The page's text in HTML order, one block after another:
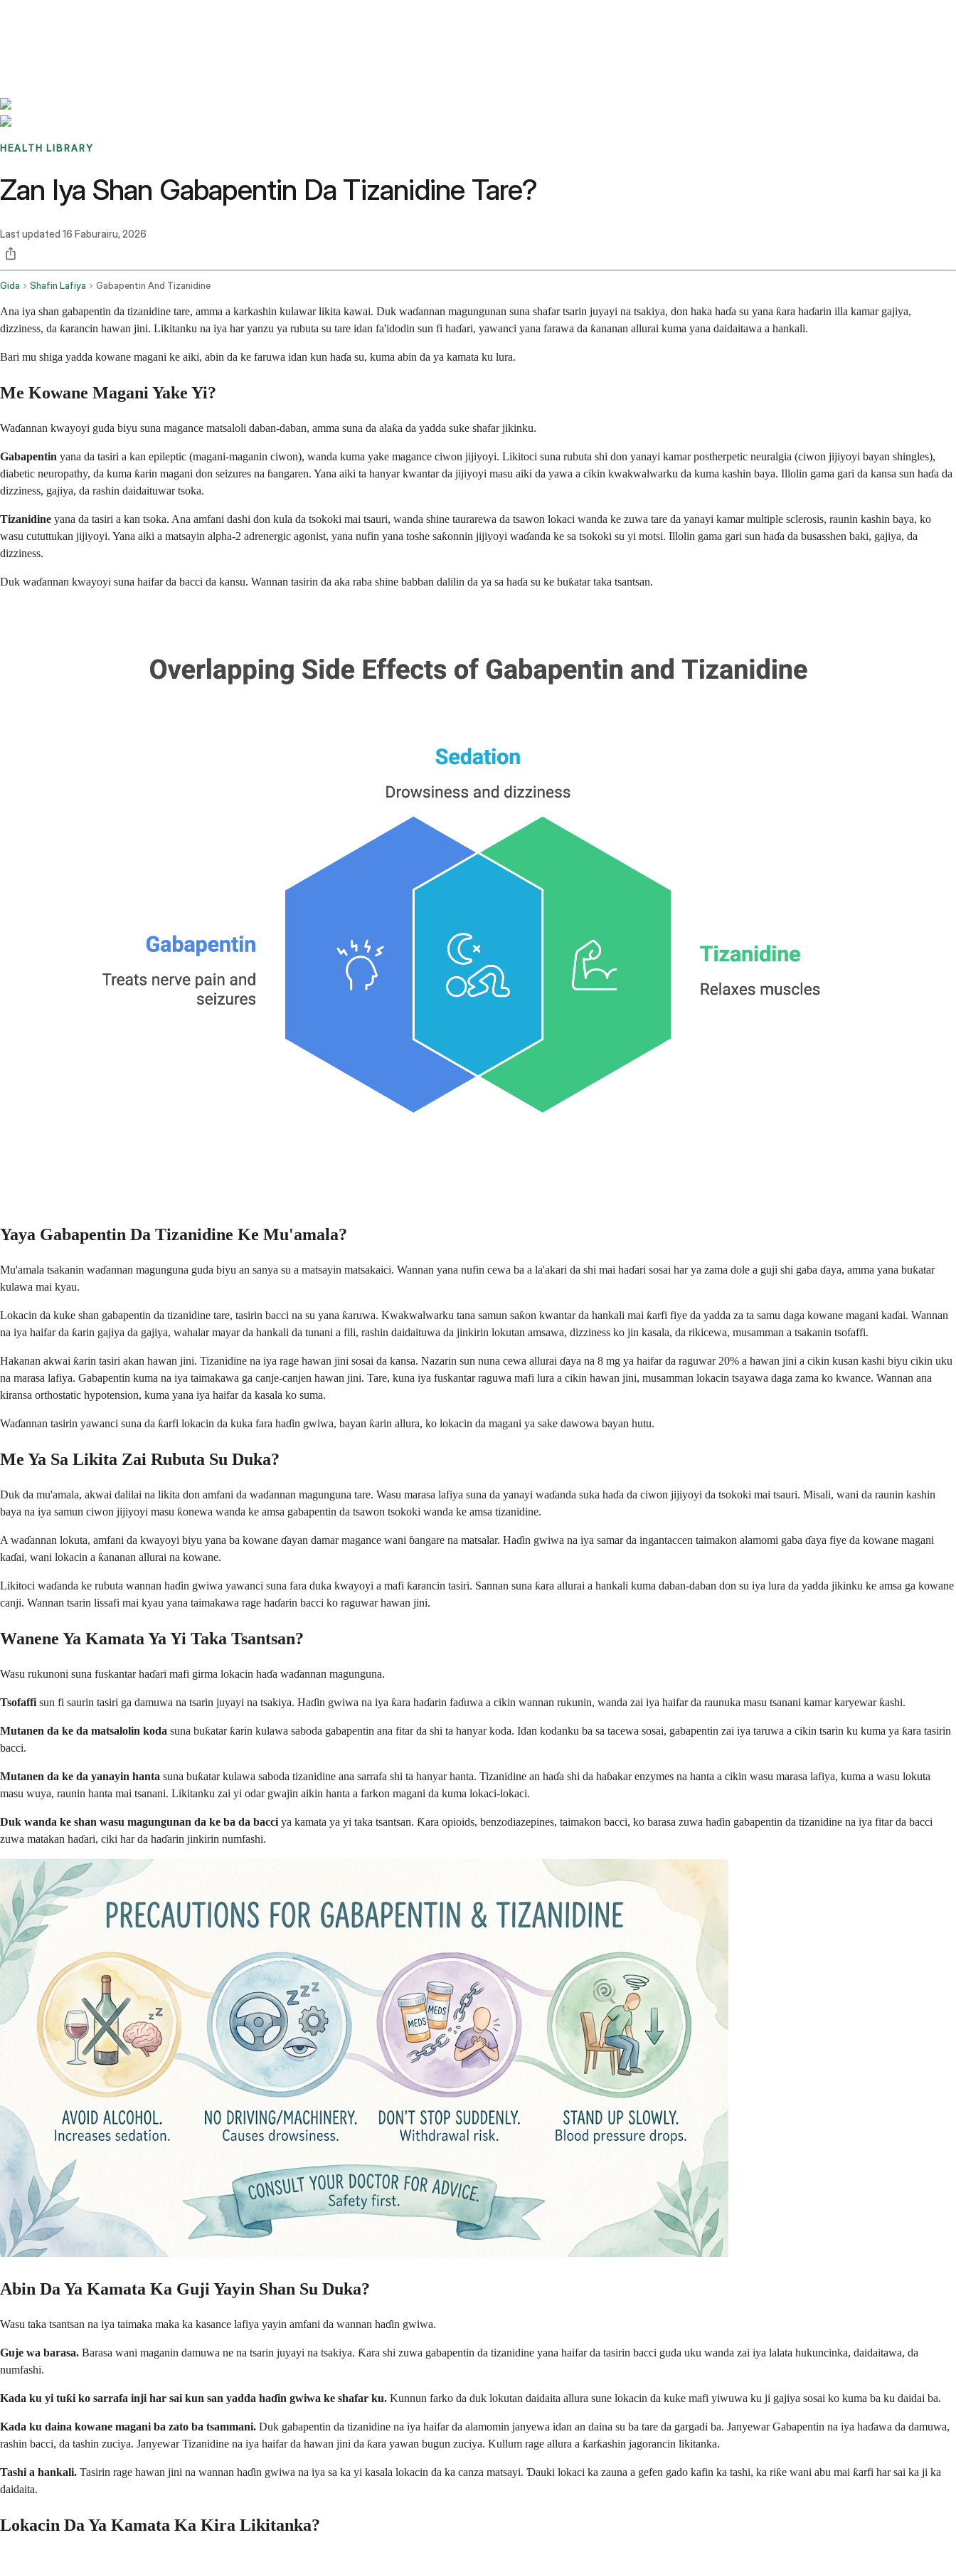
HEALTH LIBRARY
Zan Iya Shan Gabapentin Da Tizanidine Tare?
Last updated 16 Faburairu, 2026
Gida Shafin Lafiya Gabapentin And Tizanidine
Ana iya shan gabapentin da tizanidine tare, amma a karkashin kulawar likita kawai. Duk waɗannan magungunan suna shafar tsarin juyayi na tsakiya, don haka haɗa su yana ƙara haɗarin illa kamar gajiya,
dizziness, da ƙarancin hawan jini. Likitanku na iya har yanzu ya rubuta su tare idan fa'idodin sun fi haɗari, yawanci yana farawa da ƙananan allurai kuma yana daidaitawa a hankali.
Bari mu shiga yadda kowane magani ke aiki, abin da ke faruwa idan kun haɗa su, kuma abin da ya kamata ku lura.
Me Kowane Magani Yake Yi?
Waɗannan kwayoyi guda biyu suna magance matsaloli daban-daban, amma suna da alaƙa da yadda suke shafar jikinku.
Gabapentin yana da tasiri a kan epileptic (magani-maganin ciwon), wanda kuma yake magance ciwon jijiyoyi. Likitoci suna rubuta shi don yanayi kamar postherpetic neuralgia (ciwon jijiyoyi bayan shingles),
diabetic neuropathy, da kuma ƙarin magani don seizures na ɓangaren. Yana aiki ta hanyar kwantar da jijiyoyi masu aiki da yawa a cikin kwakwalwarku da kuma kashin baya. Illolin gama gari da kansa sun haɗa da
dizziness, gajiya, da rashin daidaituwar tsoka.
Tizanidine yana da tasiri a kan tsoka. Ana amfani dashi don kula da tsokoki mai tsauri, wanda shine taurarewa da tsawon lokaci wanda ke zuwa tare da yanayi kamar multiple sclerosis, raunin kashin baya, ko
wasu cututtukan jijiyoyi. Yana aiki a matsayin alpha-2 adrenergic agonist, yana nufin yana toshe saƙonnin jijiyoyi waɗanda ke sa tsokoki su yi motsi. Illolin gama gari sun haɗa da busasshen baki, gajiya, da
dizziness.
Duk waɗannan kwayoyi suna haifar da bacci da kansu. Wannan tasirin da aka raba shine babban dalilin da ya sa haɗa su ke buƙatar taka tsantsan.
Yaya Gabapentin Da Tizanidine Ke Mu'amala?
Mu'amala tsakanin waɗannan magunguna guda biyu an sanya su a matsayin matsakaici. Wannan yana nufin cewa ba a la'akari da shi mai haɗari sosai har ya zama dole a guji shi gaba ɗaya, amma yana buƙatar
kulawa mai kyau.
Lokacin da kuke shan gabapentin da tizanidine tare, tasirin bacci na su yana ƙaruwa. Kwakwalwarku tana samun saƙon kwantar da hankali mai ƙarfi fiye da yadda za ta samu daga kowane magani kaɗai. Wannan
na iya haifar da ƙarin gajiya da gajiya, wahalar mayar da hankali da tunani a fili, rashin daidaituwa da jinkirin lokutan amsawa, dizziness ko jin kasala, da rikicewa, musamman a tsakanin tsofaffi.
Hakanan akwai ƙarin tasiri akan hawan jini. Tizanidine na iya rage hawan jini sosai da kansa. Nazarin sun nuna cewa allurai ɗaya na 8 mg ya haifar da raguwar 20% a hawan jini a cikin kusan kashi biyu cikin uku
na marasa lafiya. Gabapentin kuma na iya taimakawa ga canje-canjen hawan jini. Tare, kuna iya fuskantar raguwa mafi lura a cikin hawan jini, musamman lokacin tsayawa daga zama ko kwance. Wannan ana
kiransa orthostatic hypotension, kuma yana iya haifar da kasala ko suma.
Waɗannan tasirin yawanci suna da ƙarfi lokacin da kuka fara haɗin gwiwa, bayan ƙarin allura, ko lokacin da magani ya sake dawowa bayan hutu.
Me Ya Sa Likita Zai Rubuta Su Duka?
Duk da mu'amala, akwai dalilai na likita don amfani da waɗannan magunguna tare. Wasu marasa lafiya suna da yanayi waɗanda suka haɗa da ciwon jijiyoyi da tsokoki mai tsauri. Misali, wani da raunin kashin
baya na iya samun ciwon jijiyoyi masu ƙonewa wanda ke amsa gabapentin da tsawon tsokoki wanda ke amsa tizanidine.
A waɗannan lokuta, amfani da kwayoyi biyu yana ba kowane ɗayan damar magance wani ɓangare na matsalar. Haɗin gwiwa na iya samar da ingantaccen taimakon alamomi gaba ɗaya fiye da kowane magani
kaɗai, wani lokacin a ƙananan allurai na kowane.
Likitoci waɗanda ke rubuta wannan haɗin gwiwa yawanci suna fara duka kwayoyi a mafi ƙarancin tasiri. Sannan suna ƙara allurai a hankali kuma daban-daban don su iya lura da yadda jikinku ke amsa ga kowane
canji. Wannan tsarin lissafi mai kyau yana taimakawa rage haɗarin bacci ko raguwar hawan jini.
Wanene Ya Kamata Ya Yi Taka Tsantsan?
Wasu rukunoni suna fuskantar haɗari mafi girma lokacin haɗa waɗannan magunguna.
Tsofaffi sun fi saurin tasiri ga damuwa na tsarin juyayi na tsakiya. Haɗin gwiwa na iya ƙara haɗarin faɗuwa a cikin wannan rukunin, wanda zai iya haifar da raunuka masu tsanani kamar karyewar ƙashi.
Mutanen da ke da matsalolin koda suna buƙatar ƙarin kulawa saboda gabapentin ana fitar da shi ta hanyar koda. Idan kodanku ba sa tacewa sosai, gabapentin zai iya taruwa a cikin tsarin ku kuma ya ƙara tasirin
bacci.
Mutanen da ke da yanayin hanta suna buƙatar kulawa saboda tizanidine ana sarrafa shi ta hanyar hanta. Tizanidine an haɗa shi da haɓakar enzymes na hanta a cikin wasu marasa lafiya, kuma a wasu lokuta
masu wuya, raunin hanta mai tsanani. Likitanku zai yi odar gwajin aikin hanta a farkon magani da kuma lokaci-lokaci.
Duk wanda ke shan wasu magungunan da ke ba da bacci ya kamata ya yi taka tsantsan. Ƙara opioids, benzodiazepines, taimakon bacci, ko barasa zuwa haɗin gabapentin da tizanidine na iya fitar da bacci
zuwa matakan haɗari, ciki har da haɗarin jinkirin numfashi.
Abin Da Ya Kamata Ka Guji Yayin Shan Su Duka?
Wasu taka tsantsan na iya taimaka maka ka kasance lafiya yayin amfani da wannan haɗin gwiwa.
Guje wa barasa. Barasa wani maganin damuwa ne na tsarin juyayi na tsakiya. Ƙara shi zuwa gabapentin da tizanidine yana haifar da tasirin bacci guda uku wanda zai iya lalata hukuncinka, daidaitawa, da
numfashi.
Kada ku yi tuƙi ko sarrafa inji har sai kun san yadda haɗin gwiwa ke shafar ku. Kunnun farko da duk lokutan daidaita allura sune lokacin da kuke mafi yiwuwa ku ji gajiya sosai ko kuma ba ku daidai ba.
Kada ku daina kowane magani ba zato ba tsammani. Duk gabapentin da tizanidine na iya haifar da alamomin janyewa idan an daina su ba tare da gargadi ba. Janyewar Gabapentin na iya haɗawa da damuwa,
rashin bacci, da tashin zuciya. Janyewar Tizanidine na iya haifar da hawan jini da ƙara yawan bugun zuciya. Kullum rage allura a ƙarƙashin jagorancin likitanka.
Tashi a hankali. Tasirin rage hawan jini na wannan haɗin gwiwa na iya sa ka yi kasala lokacin da ka canza matsayi. Ɗauki lokaci ka zauna a gefen gado kafin ka tashi, ka riƙe wani abu mai ƙarfi har sai ka ji ka
daidaita.
Lokacin Da Ya Kamata Ka Kira Likitanka?